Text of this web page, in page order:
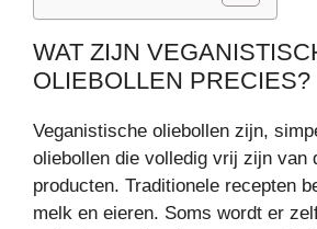
WAT ZIJN
OLIEBOLLEN PRECIES?
Veganistische oliebollen zijn,
oliebollen die volledig vrij zijn van
producten. Traditionele recepten
melk en eieren. Soms wordt er